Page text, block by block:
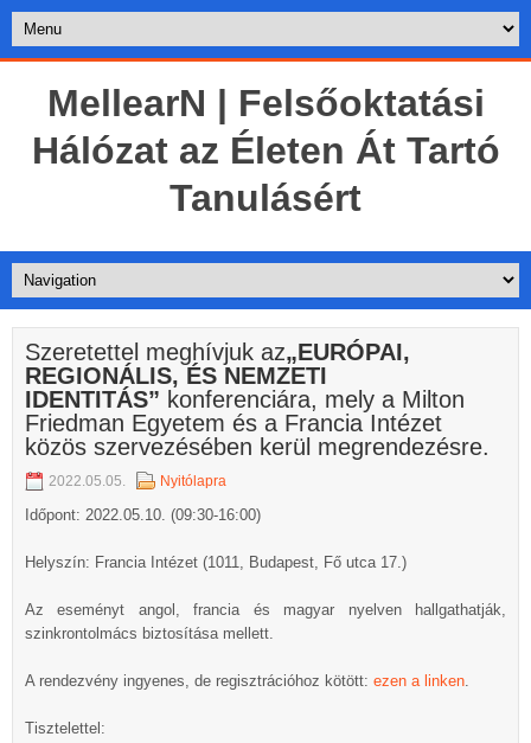
MellearN | Felsőoktatási
Hálózat az Életen Át Tartó
Tanulásért
Szeretettel meghívjuk az„EURÓPAI,
REGIONÁLIS, ÉS NEMZETI
IDENTITÁS” konferenciára, mely a Milton
Friedman Egyetem és a Francia Intézet
közös szervezésében kerül megrendezésre.
2022.05.05. Nyitólapra
Időpont: 2022.05.10. (09:30-16:00)
Helyszín: Francia Intézet (1011, Budapest, Fő utca 17.)
Az eseményt angol, francia és magyar nyelven hallgathatják,
szinkrontolmács biztosítása mellett.
A rendezvény ingyenes, de regisztrációhoz kötött: ezen a linken.
Tisztelettel: